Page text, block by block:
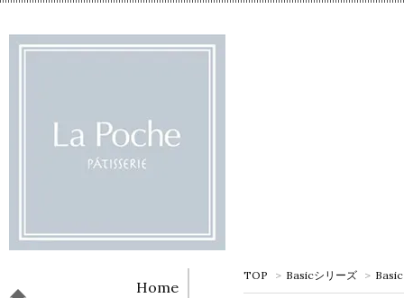
TOP > Basicシリーズ >
Home